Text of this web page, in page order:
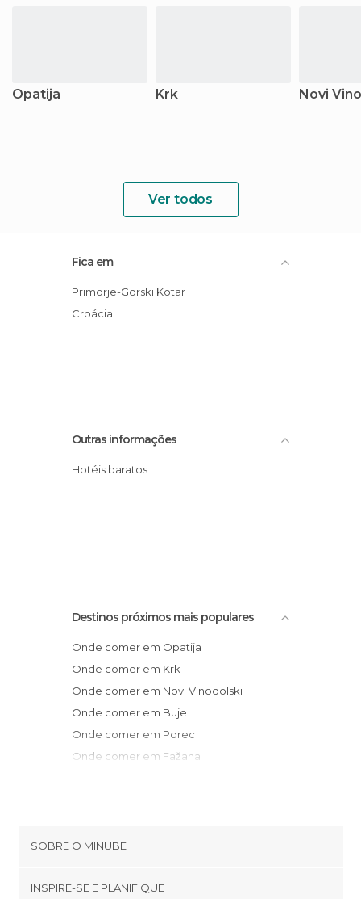
Opatija Krk Novi
Ver todos
Fica em
Primorje-Gorski Kotar
Croácia
Outras informações
Hotéis baratos
Destinos próximos mais populares
Onde comer em Opatija
Onde comer em Krk
Onde comer em Novi Vinodolski
Onde comer em Buje
Onde comer em Porec
Onde comer em Fažana
Onde comer em Zagreb
Onde comer em ibenik
SOBRE O MINUBE
INSPIRE-SE E PLANIFIQUE